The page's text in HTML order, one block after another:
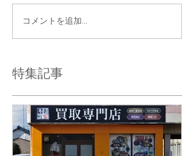
コメントを追加…
特集記事